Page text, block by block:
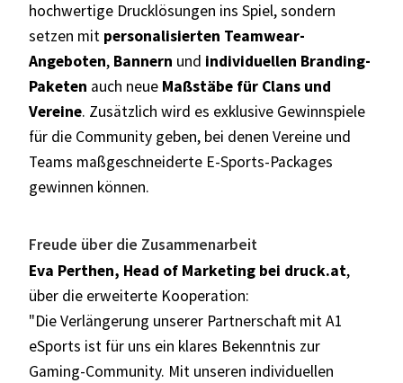
hochwertige Drucklösungen ins Spiel, sondern
setzen mit personalisierten Teamwear-
Angeboten, Bannern und individuellen Branding-
Paketen auch neue Maßstäbe für Clans und
Vereine. Zusätzlich wird es exklusive Gewinnspiele
für die Community geben, bei denen Vereine und
Teams maßgeschneiderte E-Sports-Packages
gewinnen können.
Freude über die Zusammenarbeit
Eva Perthen, Head of Marketing bei druck.at,
über die erweiterte Kooperation:
"Die Verlängerung unserer Partnerschaft mit A1
eSports ist für uns ein klares Bekenntnis zur
Gaming-Community. Mit unseren individuellen